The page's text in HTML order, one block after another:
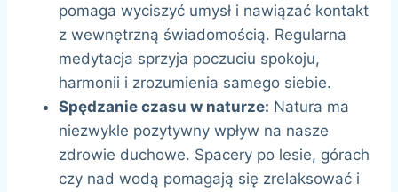
pomaga wyciszyć umysł i nawiązać kontakt
z wewnętrzną świadomością. Regularna
medytacja sprzyja poczuciu spokoju,
harmonii i zrozumienia samego siebie.
Spędzanie czasu w naturze: Natura ma
niezwykle pozytywny wpływ na nasze
zdrowie duchowe. Spacery po lesie, górach
czy nad wodą pomagają się zrelaksować i